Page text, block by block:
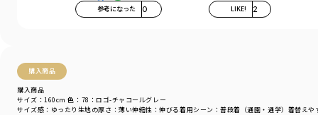
参考になった 0 LIKE! 2
購入商品
購入商品
サイズ感 ：ゆったり 生地の厚さ ：薄い伸縮性 ：伸びる着用シーン ：普段着（通園・通学） 着替えや
サイズ：160cm 色：78：ロゴ-チャコールグレー